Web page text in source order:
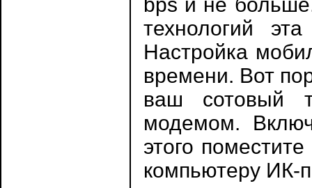
технологий
Настройка
времени. Вот
ваш сотовый
модемом.
этого
компьютеру ИК-